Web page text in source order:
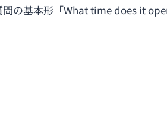
の基本形「What time does it